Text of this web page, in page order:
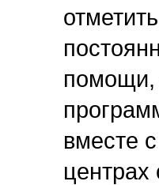
помощи,
вместе